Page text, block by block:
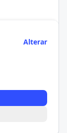
Alterar